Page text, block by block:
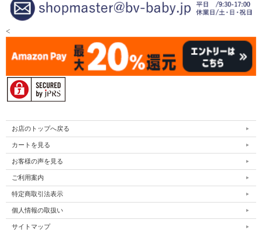
<
お店のトップへ戻る
カートを見る
お客様の声を見る
ご利用案内
特定商取引法表示
個人情報の取扱い
サイトマップ